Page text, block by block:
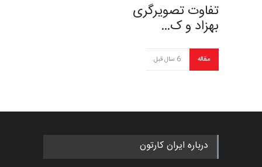
تفاوت تصویرگری
بهزاد و ک…
مقاله 6 سال قبل
درباره ایران کارتون